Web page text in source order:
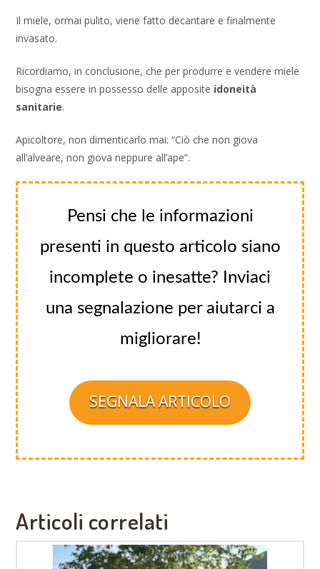
Il miele, ormai pulito, viene fatto decantare e finalmente
invasato.
Ricordiamo, in conclusione, che per produrre e vendere miele
bisogna essere in possesso delle apposite idoneità
sanitarie.
Apicoltore, non dimenticarlo mai: “Ciò che non giova
all’alveare, non giova neppure all’ape”.
Pensi che le informazioni
presenti in questo articolo siano
incomplete o inesatte? Inviaci
una segnalazione per aiutarci a
migliorare!
SEGNALA ARTICOLO
Articoli correlati